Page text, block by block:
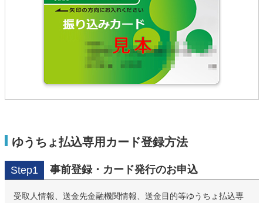
ゆうちょ払込専用カード登録方法
Step1 事前登録・カード発行のお申込
受取人情報、送金先金融機関情報、送金目的等ゆうちょ払込専